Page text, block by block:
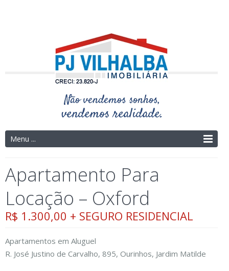
Menu ...
Apartamento Para
Locação – Oxford
R$ 1.300,00 + SEGURO RESIDENCIAL
Apartamentos em Aluguel
R. José Justino de Carvalho, 895, Ourinhos, Jardim Matilde